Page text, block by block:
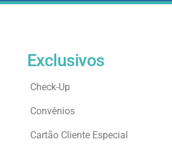
Exclusivos
Check-Up
Convênios
Cartão Cliente Especial